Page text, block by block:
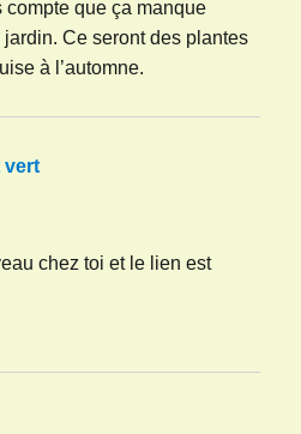
compte que ça manque
Ce seront des plantes
à l’automne.
vert
chez toi et le lien est